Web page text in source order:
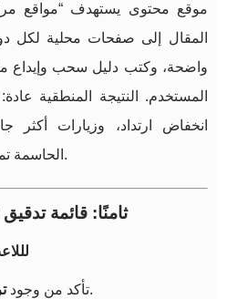
موقع محتوى يستهدف “مواقع
المقال إلى صفحات محلية لكل
واضحة، وكتب دليل سحب وإيداع
المستخدم. النتيجة المنطقية
انخفاض ارتداد، وزيارات أكثر
الحاسمة تمت الإجابة عنها داخل الموقع.
ثامنًا: قائمة
تأكد من وجودواضحة.